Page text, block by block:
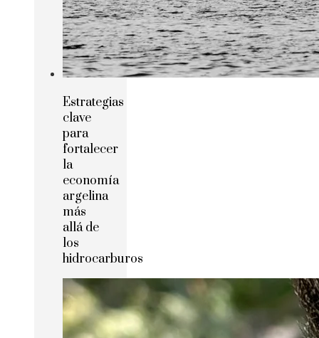
Estrategias
clave
para
fortalecer
la
economía
argelina
más
allá de
los
hidrocarburos